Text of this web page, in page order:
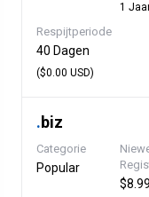
1
Respijtperiode
40 Dagen
($0.00 USD)
.biz
Categorie
Popular